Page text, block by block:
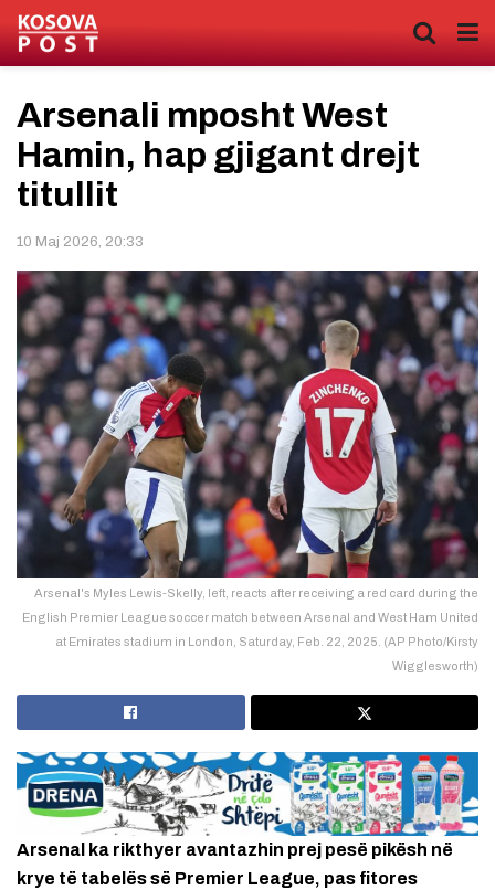
Arsenali mposht West
Hamin, hap gjigant drejt
titullit
10 Maj 2026, 20:33
Arsenal's Myles Lewis-Skelly, left, reacts after receiving a red card during the
English Premier League soccer match between Arsenal and West Ham United
at Emirates stadium in London, Saturday, Feb. 22, 2025. (AP Photo/Kirsty
Wigglesworth)
Arsenal ka rikthyer avantazhin prej pesë pikësh në
krye të tabelës së Premier League, pas fitores